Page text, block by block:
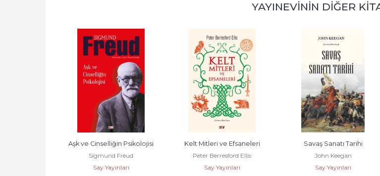
YAYINEVININ DIĞER
Kelt Mitleri ve Efsaneleri
Peter Berresford Ellis
Say Yayınları
Savaş Sanatı Tarihi
John Keegan
Say Yayınları
Roma Tarihi 2. Cilt
Theodor Mommsen
Say Yayınları